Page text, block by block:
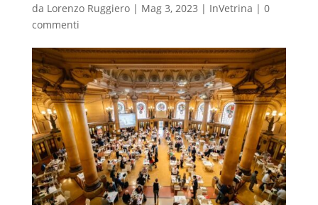
da Lorenzo Ruggiero| Mag 3, 2023 | InVetrina | 0
commenti